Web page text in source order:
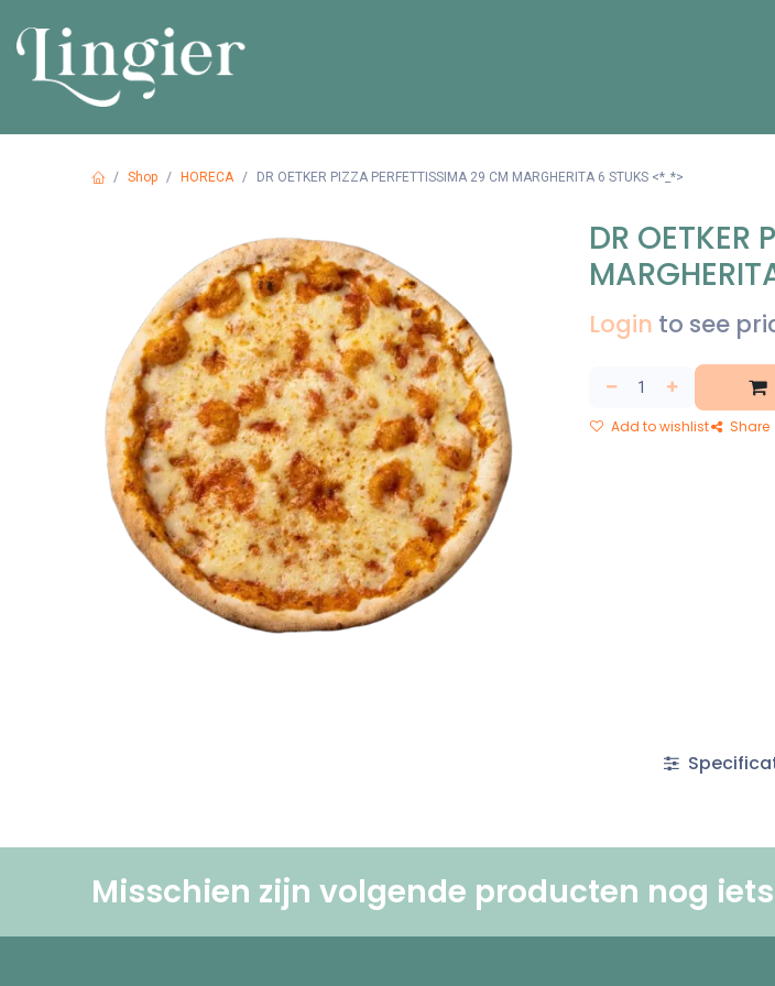
Shop HORECA DR OETKER PIZZA PERFETTISSIMA 29 CM MARGHERITA 6 STUKS <*_*>
DR OETKER
Login to see
Add to wishlist Share
Misschien zijn volgende producten nog iets